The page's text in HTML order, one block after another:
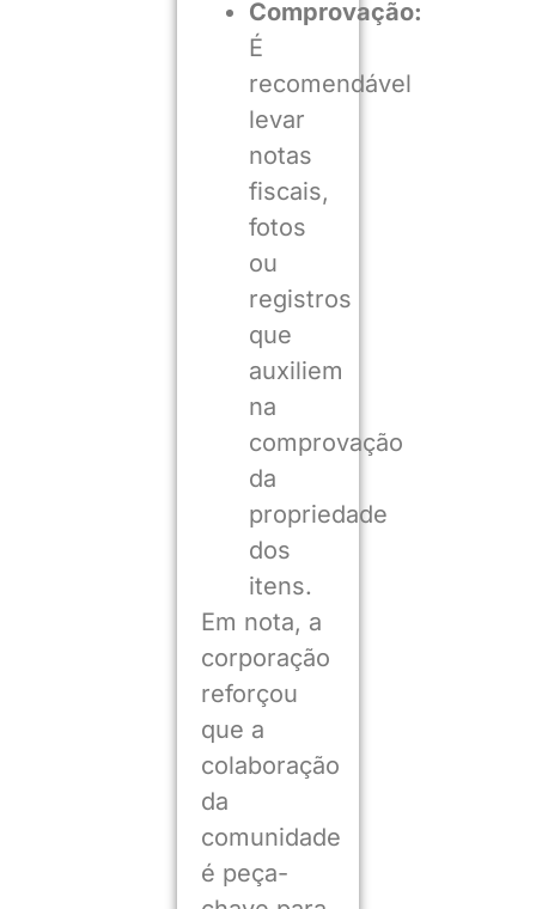
Comprovação:
É
recomendável
levar
notas
fiscais,
fotos
ou
registros
que
auxiliem
na
comprovação
da
propriedade
dos
itens.
Em nota, a
corporação
reforçou
que a
colaboração
da
comunidade
é peça-